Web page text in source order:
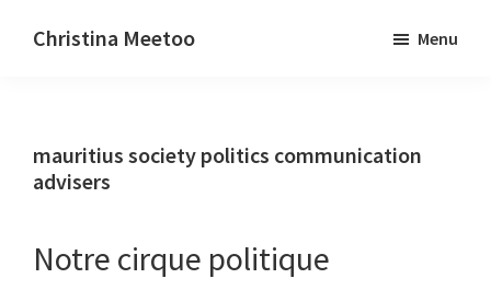
Christina Meetoo
and
Mauritius
Menu
mauritius society politics communication
advisers
Notre cirque politique